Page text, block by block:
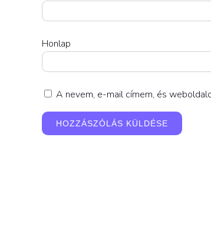
Honlap
A nevem, e-mail címem, és